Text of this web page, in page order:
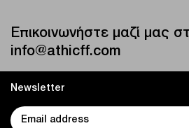
Επικοινωνήστε μαζί μας
info@athicff.com
Newsletter